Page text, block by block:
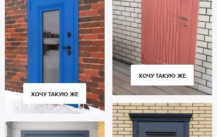
ХОЧУ ТАКУЮ ЖЕ
ХОЧУ ТАКУЮ ЖЕ